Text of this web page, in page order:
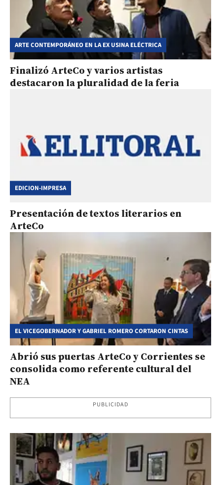
ARTE CONTEMPORÁNEO EN LA EX USINA ELÉCTRICA
Finalizó ArteCo y varios artistas
destacaron la pluralidad de la feria
EDICION-IMPRESA
Presentación de textos literarios en
ArteCo
EL VICEGOBERNADOR Y GABRIEL ROMERO CORTARON CINTAS
Abrió sus puertas ArteCo y Corrientes se
consolida como referente cultural del
NEA
PUBLICIDAD